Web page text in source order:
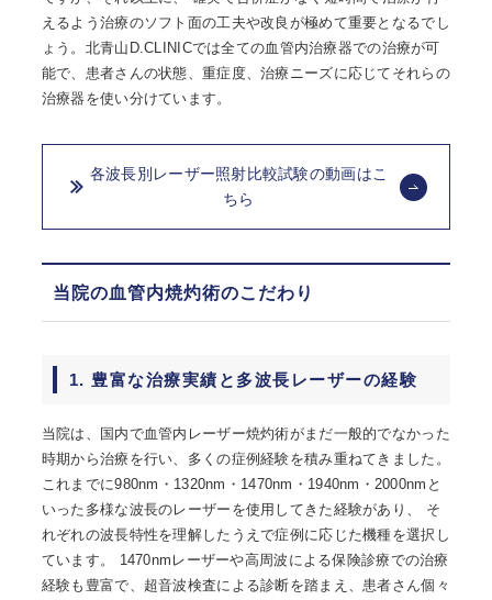
えるよう治療のソフト面の工夫や改良が極めて重要となるでし
ょう。北青山D.CLINICでは全ての血管内治療器での治療が可
能で、患者さんの状態、重症度、治療ニーズに応じてそれらの
治療器を使い分けています。
各波長別レーザー照射比較試験の動画はこ
ちら
当院の血管内焼灼術のこだわり
1. 豊富な治療実績と多波長レーザーの経験
当院は、国内で血管内レーザー焼灼術がまだ一般的でなかった
時期から治療を行い、多くの症例経験を積み重ねてきました。
これまでに980nm・1320nm・1470nm・1940nm・2000nmと
いった多様な波長のレーザーを使用してきた経験があり、 そ
れぞれの波長特性を理解したうえで症例に応じた機種を選択し
ています。 1470nmレーザーや高周波による保険診療での治療
経験も豊富で、超音波検査による診断を踏まえ、患者さん個々